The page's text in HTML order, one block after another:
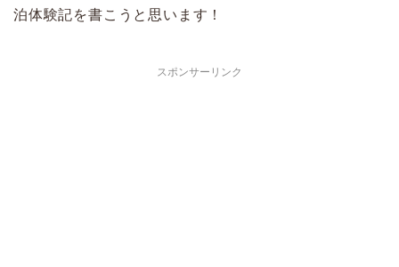
泊体験記を書こうと思います！
スポンサーリンク